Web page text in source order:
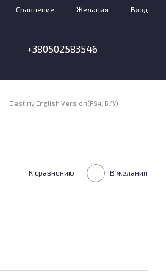
Сравнение Желания Вход
+380502583546
Destiny English Version(PS4, Б/У)
К сравнению В желания